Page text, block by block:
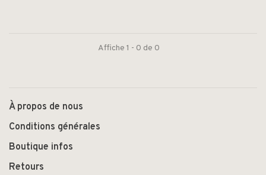
Affiche 1 - 0 de 0
À propos de nous
Conditions générales
Boutique infos
Retours